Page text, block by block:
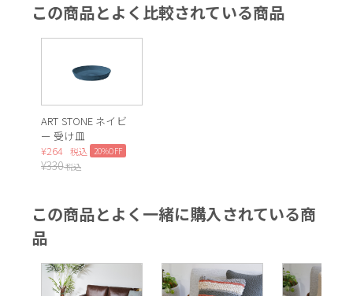
この商品とよく比較されている商品
ART STONE ネイビ
ー 受け皿
¥264 税込 20%OFF
¥330税込
この商品とよく一緒に購入されている商
品